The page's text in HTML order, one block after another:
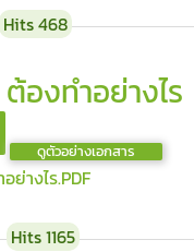
Hits468
องทำอย่างไร
ดูตัวอย่างเอกสาร
ย่างไร.PDF
Hits1165